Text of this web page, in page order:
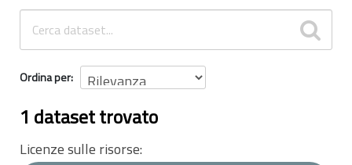
INFORMAZIONI
Ordina per
1 dataset trovato
Licenze sulle risorse: